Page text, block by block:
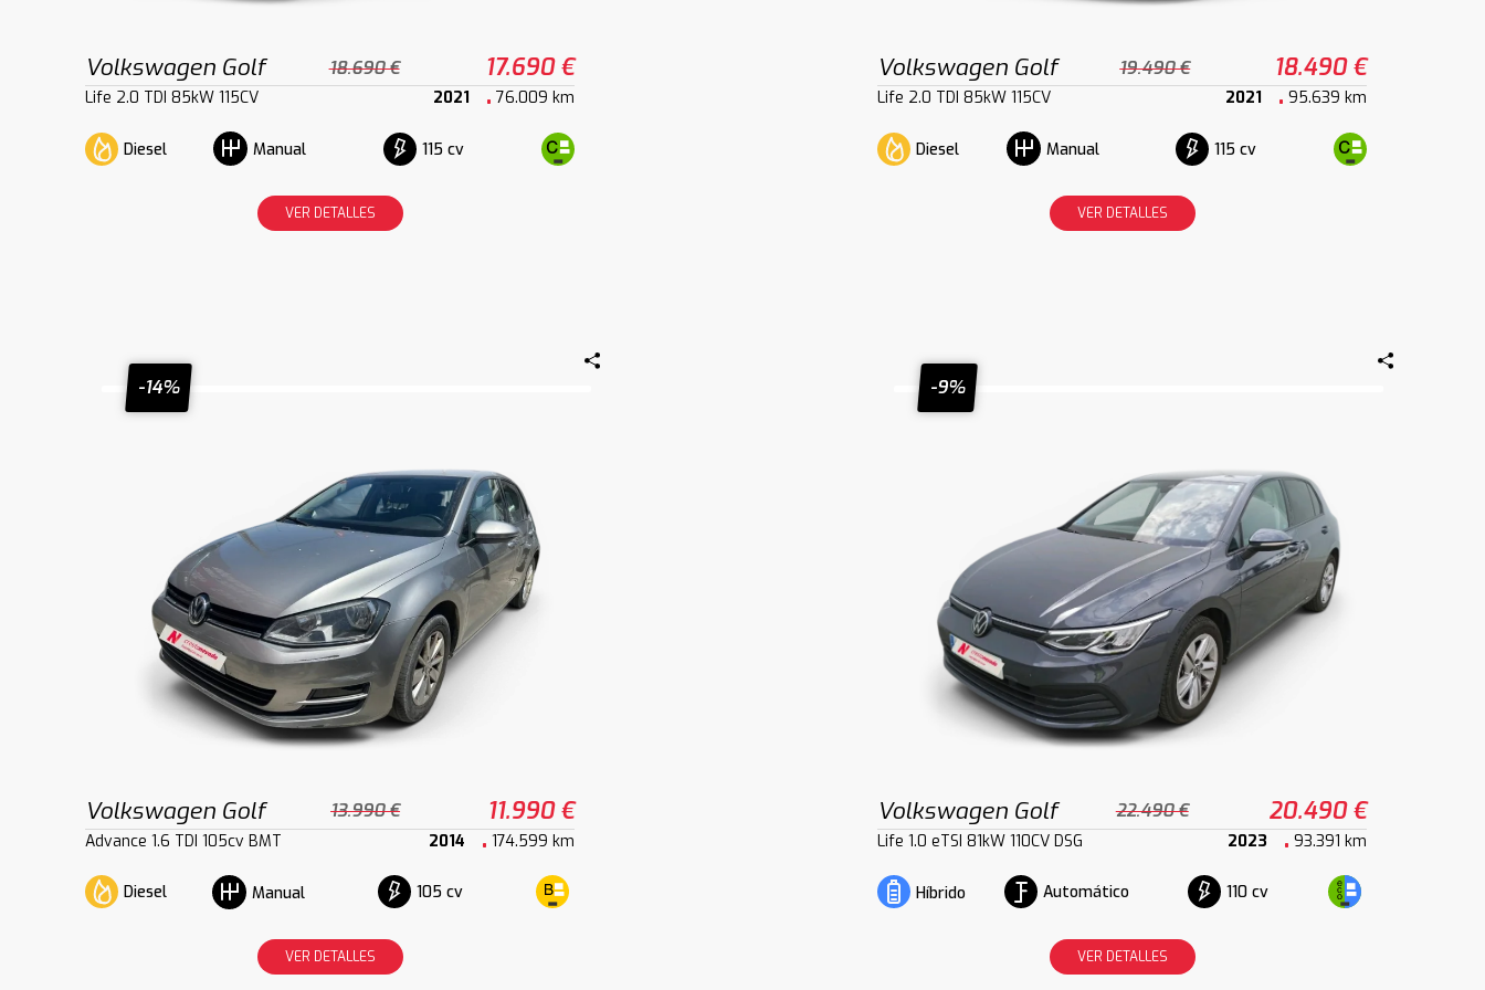
Volkswagen Golf 18.690 € 17.690 €
Life 2.0 TDI 85kW 115CV 2021 76.009 km
Diesel Manual 115 cv
VER DETALLES
Volkswagen Golf 19.490 € 18.490 €
Life 2.0 TDI 85kW 115CV 2021 95.639 km
Diesel Manual 115 cv
VER DETALLES
-14%
Volkswagen Golf 13.990 € 11.990 €
Advance 1.6 TDI 105cv BMT 2014 174.599 km
Diesel Manual 105 cv
VER DETALLES
-9%
Volkswagen Golf 22.490 € 20.490 €
Life 1.0 eTSI 81kW 110CV DSG 2023 93.391 km
Híbrido Automático 110 cv
VER DETALLES